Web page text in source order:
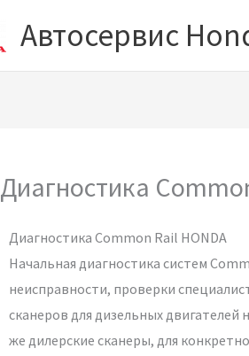
Автосервис
Диагностика
Диагностика Common Rail HONDA
Начальная диагностика систем
неисправности, проверки
сканеров для дизельных
же дилерские сканеры, для